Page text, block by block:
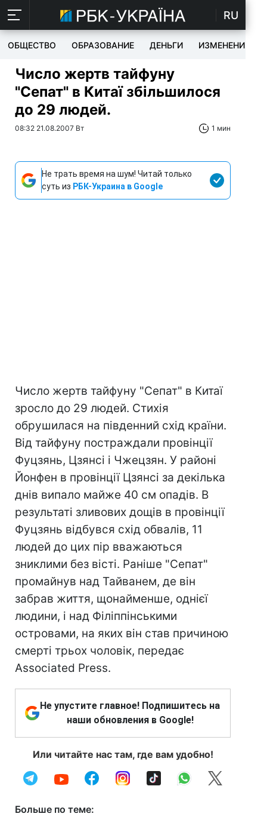
RU
ОБЩЕСТВО ОБРАЗОВАНИЕ ДЕНЬГИ ИЗМЕНЕНИЯ
Число жертв тайфуну
"Сепат" в Китаї збільшилося
до 29 людей.
08:32 21.08.2007 Вт 1 мин
Не трать время на шум! Читай только
суть из РБК-Украина в Google
Число жертв тайфуну "Сепат" в Китаї
зросло до 29 людей. Стихія
обрушилася на південний схід країни.
Від тайфуну постраждали провінції
Фуцзянь, Цзянсі і Чжецзян. У районі
Йонфен в провінції Цзянсі за декілька
днів випало майже 40 см опадів. В
результаті зливових дощів в провінції
Фуцзянь відбувся схід обвалів, 11
людей до цих пір вважаються
зниклими без вісті. Раніше "Сепат"
промайнув над Тайванем, де він
забрав життя, щонайменше, однієї
людини, і над Філіппінськими
островами, на яких він став причиною
смерті трьох чоловік, передає
Associated Press.
Не упустите главное! Подпишитесь на
наши обновления в Google!
Или читайте нас там, где вам удобно!
Больше по теме: